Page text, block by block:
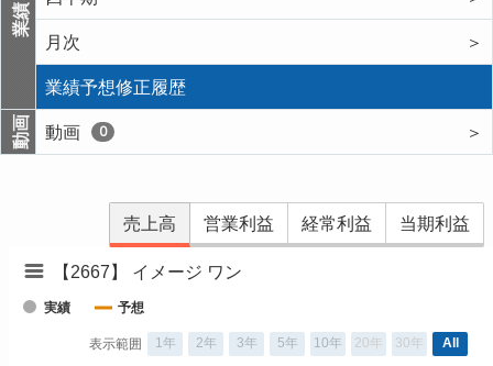
業績
月次
＞
業績予想修正履歴
動画 動画 0 ＞
売上高 営業利益 経常利益 当期利益
【2667】 イメージ ワン
表示範囲 1年 2年 3年 5年 10年 20年 30年 All
実績 予想